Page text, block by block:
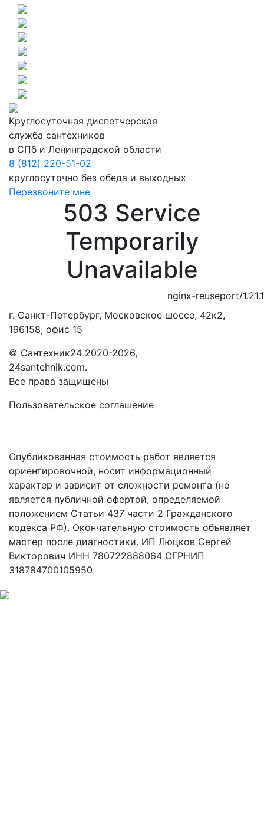
Круглосуточная диспетчерская
служба сантехников
в СПб и Ленинградской области
8 (812) 220-51-02
круглосуточно без обеда и выходных
Перезвоните мне
503 Service
Temporarily
Unavailable
nginx-reuseport/1.21.1
г. Санкт-Петербург, Московское шоссе, 42к2,
196158, офис 15
© Сантехник24 2020-2026,
24santehnik.com.
Все права защищены
Пользовательское соглашение
Опубликованная стоимость работ является
ориентировочной, носит информационный
характер и зависит от сложности ремонта (не
является публичной офертой, определяемой
положением Статьи 437 части 2 Гражданского
кодекса РФ). Окончательную стоимость объявляет
мастер после диагностики. ИП Люцков Сергей
Викторович ИНН 780722888064 ОГРНИП
318784700105950